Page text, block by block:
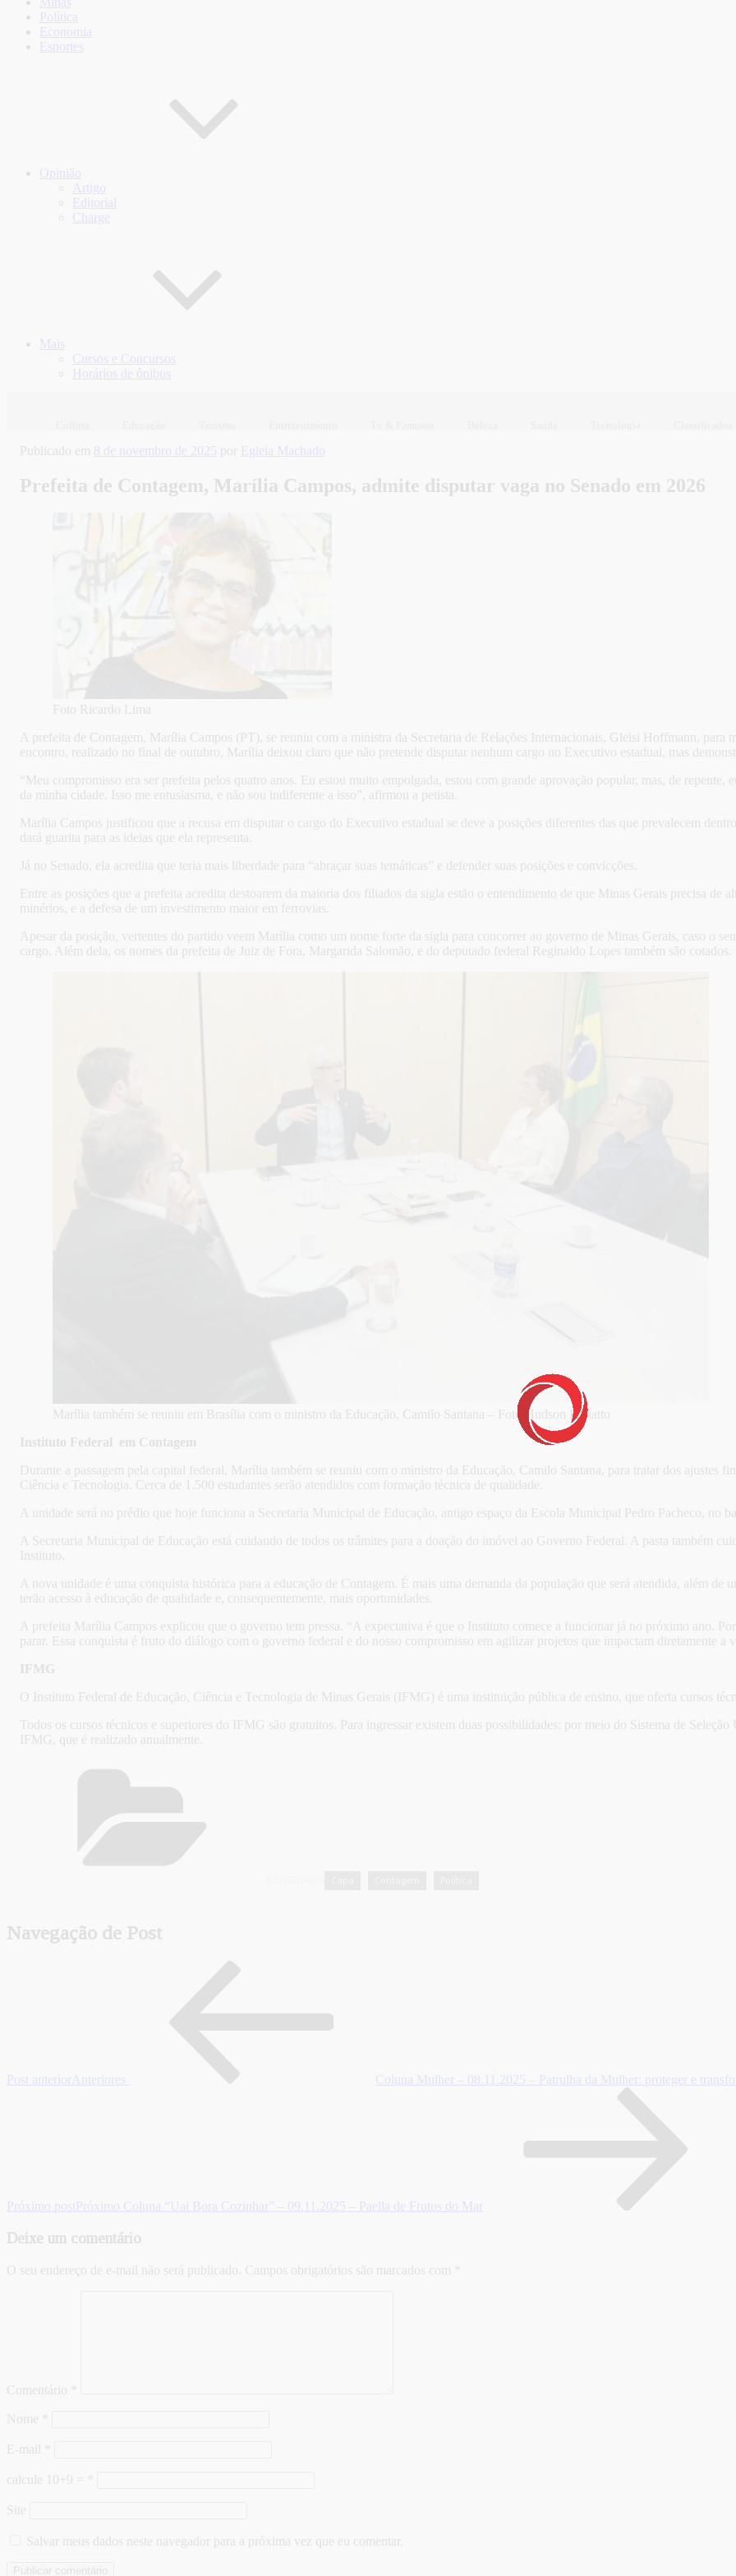
Política
Economia
Esportes
Opinião
Artigo
Editorial
Charge
Mais
Cursos e Concursos
Horários de ônibus
Publicado em 8 de novembro de 2025 por Egleia Machado
Prefeita de Contagem, Marília Campos, admite disputar vaga no Senado em 2026
Foto Ricardo Lima
A prefeita de Contagem, Marília Campos (PT), se reuniu com a ministra da Secretaria de Relações Internacionais, Gleisi Hoffmann, para
encontro, realizado no final de outubro, Marília deixou claro que não pretende disputar nenhum cargo no Executivo estadual, mas
“Meu compromisso era ser prefeita pelos quatro anos. Eu estou muito empolgada, estou com grande aprovação popular, mas, de
da minha cidade. Isso me entusiasma, e não sou indiferente a isso”, afirmou a petista.
Marília Campos justificou que a recusa em disputar o cargo do Executivo estadual se deve a posições diferentes das que prevalecem
dará guarita para as ideias que ela representa.
Já no Senado, ela acredita que teria mais liberdade para “abraçar suas temáticas” e defender suas posições e convicções.
Entre as posições que a prefeita acredita destoarem da maioria dos filiados da sigla estão o entendimento de que Minas Gerais precisa de
minérios, e a defesa de um investimento maior em ferrovias.
Apesar da posição, vertentes do partido veem Marília como um nome forte da sigla para concorrer ao governo de Minas Gerais, caso o
cargo. Além dela, os nomes da prefeita de Juiz de Fora, Margarida Salomão, e do deputado federal Reginaldo Lopes também são cotados.
Marília também se reuniu em Brasília com o ministro da Educação, Camilo Santana – Foto Hudson Bonatto
Instituto Federal em Contagem
Durante a passagem pela capital federal, Marília também se reuniu com o ministro da Educação, Camilo Santana, para tratar dos ajustes
Ciência e Tecnologia. Cerca de 1.500 estudantes serão atendidos com formação técnica de qualidade.
A unidade será no prédio que hoje funciona a Secretaria Municipal de Educação, antigo espaço da Escola Municipal Pedro Pacheco, no
A Secretaria Municipal de Educação está cuidando de todos os trâmites para a doação do imóvel ao Governo Federal. A pasta também
Instituto.
A nova unidade é uma conquista histórica para a educação de Contagem. É mais uma demanda da população que será atendida, além
terão acesso à educação de qualidade e, consequentemente, mais oportunidades.
A prefeita Marília Campos explicou que o governo tem pressa. “A expectativa é que o Instituto comece a funcionar já no próximo ano.
parar. Essa conquista é fruto do diálogo com o governo federal e do nosso compromisso em agilizar projetos que impactam diretamente a
IFMG
O Instituto Federal de Educação, Ciência e Tecnologia de Minas Gerais (IFMG) é uma instituição pública de ensino, que oferta cursos
Todos os cursos técnicos e superiores do IFMG são gratuitos. Para ingressar existem duas possibilidades: por meio do Sistema de
IFMG, que é realizado anualmente.
Navegação de Post
Post anterior Anteriores Coluna Mulher – 08.11.2025 – Patrulha da Mulher: proteger e
Próximo post Próximo Coluna “Uai Bora Cozinhar” – 09.11.2025 – Paella de Frutos do Mar
Deixe um comentário
O seu endereço de e-mail não será publicado. Campos obrigatórios são marcados com
Comentário
Nome
E-mail
calcule 10+9 =
Site
Salvar meus dados neste navegador para a próxima vez que eu comentar.